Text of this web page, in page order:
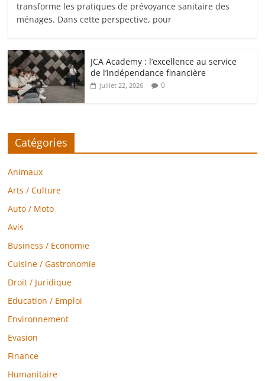
transforme les pratiques de prévoyance sanitaire des
ménages. Dans cette perspective, pour
JCA Academy : l’excellence au service
de l’indépendance financière
juillet 22, 2026 0
Catégories
Animaux
Arts / Culture
Auto / Moto
Avis
Business / Economie
Cuisine / Gastronomie
Droit / Juridique
Education / Emploi
Environnement
Evasion
Finance
Humanitaire